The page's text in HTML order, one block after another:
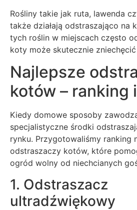
Rośliny takie jak ruta, lawenda
także działają odstraszająco na
tych roślin w miejscach często
koty może skutecznie
Najlepsze
kotów – ranking
Kiedy domowe sposoby
specjalistyczne środki
rynku. Przygotowaliśmy ranking
odstraszaczy kotów, które
ogród wolny od niechcianych
1. Odstraszacz
ultradźwiękowy